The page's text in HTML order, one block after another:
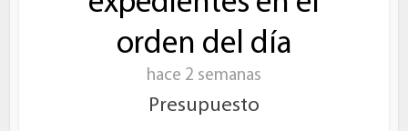
orden del día
hace 2 semanas
Presupuesto